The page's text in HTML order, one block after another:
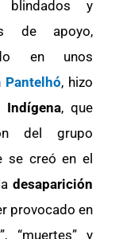
y
de apoyo,
en unos
Pantelhó, hizo
Indígena, que
del grupo
se creó en el
desaparición
provocado en
“muertes” y